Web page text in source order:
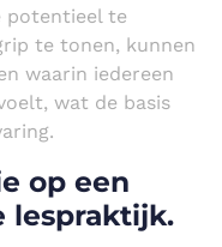
potentieel te
te tonen, kunnen
waarin iedereen
wat de basis
op een
lespraktijk.